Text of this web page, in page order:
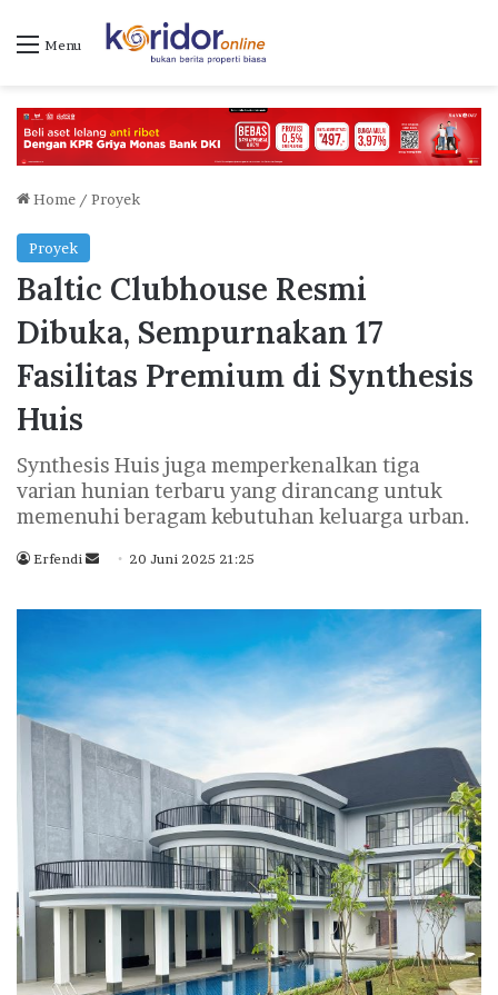
Menu
Home / Proyek
Proyek
Baltic Clubhouse Resmi
Dibuka, Sempurnakan 17
Fasilitas Premium di Synthesis
Huis
Synthesis Huis juga memperkenalkan tiga
varian hunian terbaru yang dirancang untuk
memenuhi beragam kebutuhan keluarga urban.
Erfendi
n
a
n
m
a
20 Juni 2025 21:25